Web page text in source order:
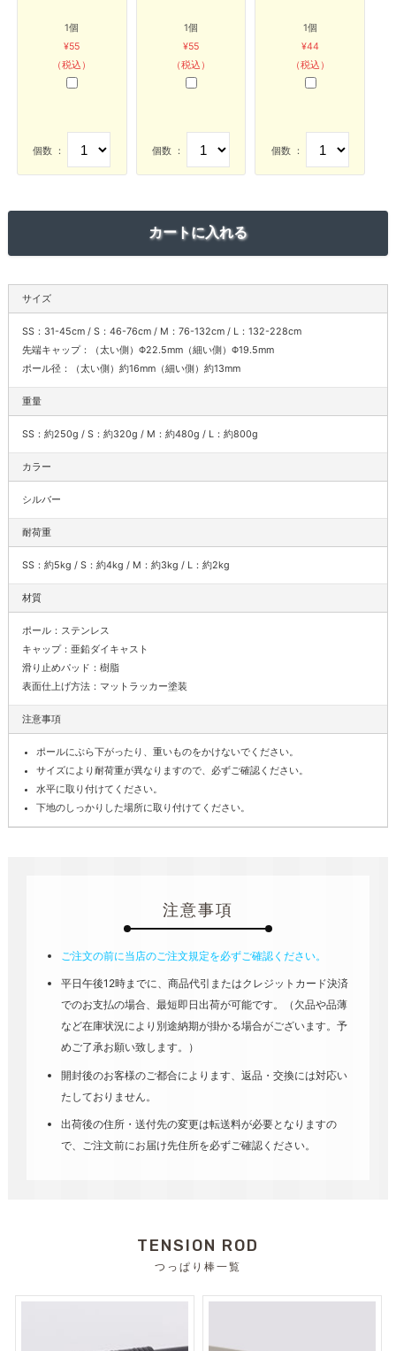
1個
¥55
（税込）
個数 ：
1個
¥55
（税込）
個数 ：
1個
¥44
（税込）
個数 ：
サイズ
SS：31-45cm / S：46-76cm / M：76-132cm / L：132-228cm
先端キャップ：（太い側）Φ22.5mm（細い側）Φ19.5mm
ポール径：（太い側）約16mm（細い側）約13mm
重量
SS：約250g / S：約320g / M：約480g / L：約800g
カラー
シルバー
耐荷重
SS：約5kg / S：約4kg / M：約3kg / L：約2kg
材質
ポール：ステンレス
キャップ：亜鉛ダイキャスト
滑り止めパッド：樹脂
表面仕上げ方法：マットラッカー塗装
注意事項
ポールにぶら下がったり、重いものをかけないでください。
サイズにより耐荷重が異なりますので、必ずご確認ください。
水平に取り付けてください。
下地のしっかりした場所に取り付けてください。
注意事項
ご注文の前に当店のご注文規定を必ずご確認ください。
平日午後12時までに、商品代引またはクレジットカード決済
でのお支払の場合、最短即日出荷が可能です。（欠品や品薄
など在庫状況により別途納期が掛かる場合がございます。予
めご了承お願い致します。）
開封後のお客様のご都合によります、返品・交換には対応い
たしておりません。
出荷後の住所・送付先の変更は転送料が必要となりますの
で、ご注文前にお届け先住所を必ずご確認ください。
TENSION ROD
つっぱり棒一覧